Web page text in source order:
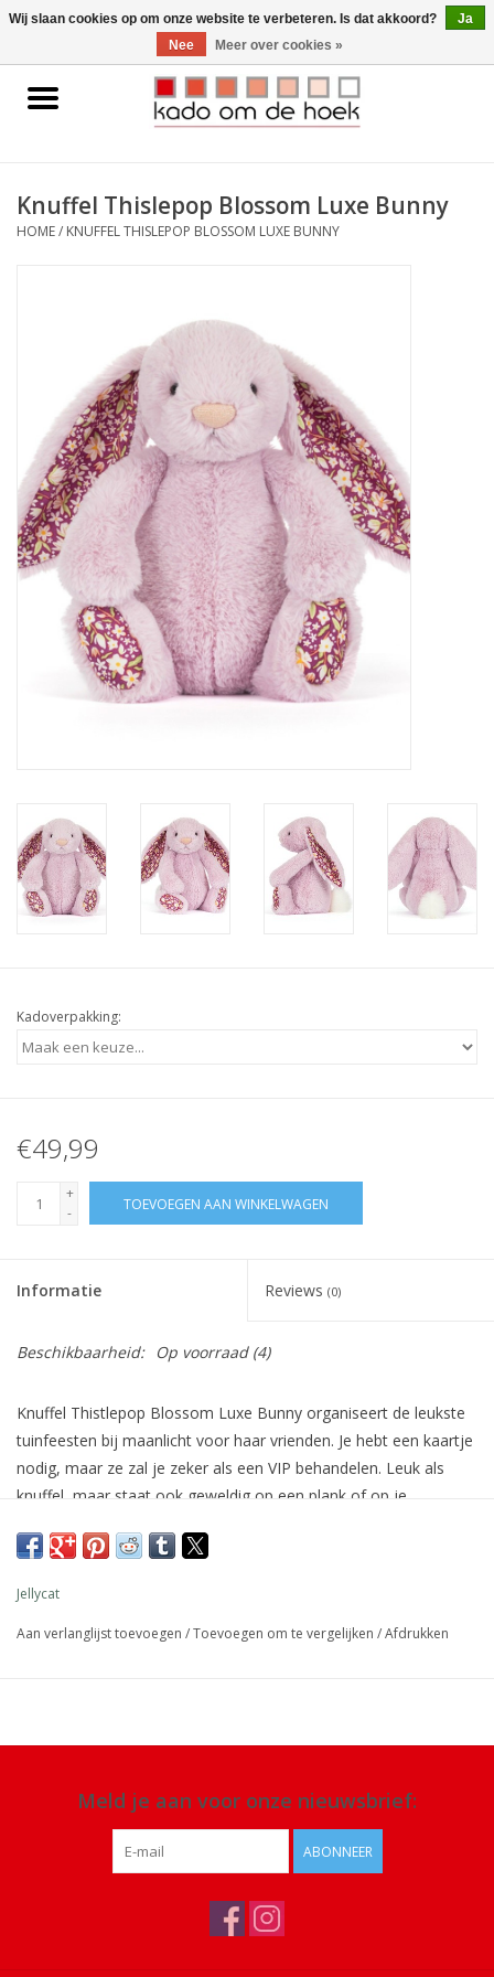
0 Artikelen - €0,00
Home
Gadgets
Pylones
Knuffel Thislepop Blossom Luxe Bunny
HOME/ KNUFFEL THISLEPOP BLOSSOM LUXE BUNNY
Kadoverpakking:
€49,99
+
-
TOEVOEGEN AAN WINKELWAGEN
Informatie Reviews (0)
Beschikbaarheid: Op voorraad(4)
Knuffel Thistlepop Blossom Luxe Bunny organiseert de leukste
tuinfeesten bij maanlicht voor haar vrienden. Je hebt een kaartje
nodig, maar ze zal je zeker als een VIP behandelen. Leuk als
knuffel, maar staat ook geweldig op een plank of op je
Afmeting: 31 x 12 x 9 cm
Materiaal: 100% polyester
Details: geschikt voor alle leeftijden. Alleen handwas, niet in de
Jellycat
Aan verlanglijst toevoegen /Toevoegen om te vergelijken /Afdrukken
Meld je aan voor onze nieuwsbrief:
ABONNEER
Wij slaan cookies op om onze website te verbeteren. Is dat akkoord?
Ja
Nee
Meer over cookies »